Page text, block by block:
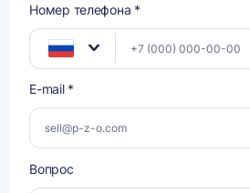
Номер телефона *
E-mail *
Вопрос